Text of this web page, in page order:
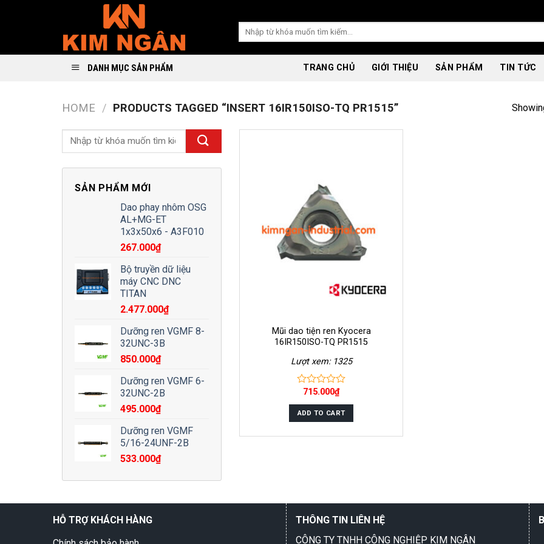
Search
DANH MỤC SẢN PHẨM TRANG CHỦ GIỚI THIỆU SẢN PHẨM TIN TỨC
HOME / PRODUCTS TAGGED “INSERT 16IR150ISO-TQ PR1515”
SẢN PHẨM MỚI
Dao phay nhôm OSG
AL+MG-ET
1x3x50x6 - A3F010
267.000₫
Bộ truyền dữ liệu
máy CNC DNC
TITAN
2.477.000₫
Dưỡng ren VGMF 8-
32UNC-3B
850.000₫
Dưỡng ren VGMF 6-
32UNC-2B
495.000₫
Dưỡng ren VGMF
5/16-24UNF-2B
533.000₫
Mũi dao tiện ren Kyocera
16IR150ISO-TQ PR1515
Lượt xem: 1325
out
of
5
715.000₫
ADD TO CART
HỖ TRỢ KHÁCH HÀNG
THÔNG TIN LIÊN HỆ
CÔNG TY TNHH CÔNG NGHIỆP KIM NGÂN